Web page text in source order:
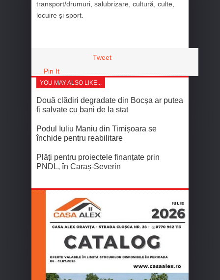
transport/drumuri, salubrizare, cultură, culte,
locuire și sport.
Tweet
Pin It
YOU MAY ALSO LIKE...
Două clădiri degradate din Bocșa ar putea
fi salvate cu bani de la stat
Podul Iuliu Maniu din Timișoara se
închide pentru reabilitare
Plăți pentru proiectele finanțate prin
PNDL, în Caraș-Severin